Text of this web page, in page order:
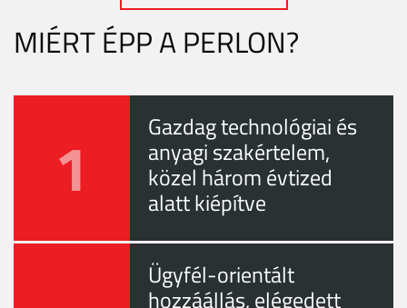
MIÉRT ÉPP A PERLON?
1 Gazdag technológiai és
anyagi szakértelem,
közel három évtized
alatt kiépítve
Ügyfél-orientált
hozzáállás, elégedett